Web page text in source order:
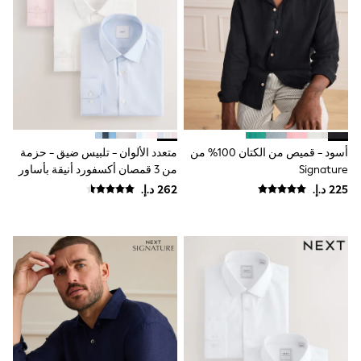
Occasionwear
Shirts
Linen Collection
Tops & T-Shirts
Trousers & Chinos
Jeans
Sandals
Shorts
Swimwear
Vests
Luggage
Angel & Rocket
B by Ted Baker
Lipsy
Love & Roses
أسود - قميص من الكتان 100% من
Signature
متعدد الألوان - تلبيس ضيق - حزمة
من 3 قمصان أكسفورد أنيقة بأساور
فردية سهلة العناية